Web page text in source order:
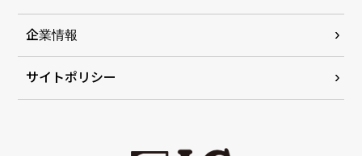
企業情報
サイトポリシー